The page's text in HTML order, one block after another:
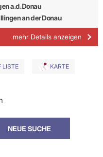
a.d.Donau
an der Donau
mehr Details anzeigen
LISTE KARTE